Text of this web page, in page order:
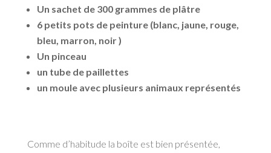
Un sachet de 300 grammes de plâtre
6 petits pots de peinture (blanc, jaune, rouge,
bleu, marron, noir )
Un pinceau
un tube de paillettes
un moule avec plusieurs animaux représentés
Comme d’habitude la boîte est bien présentée,